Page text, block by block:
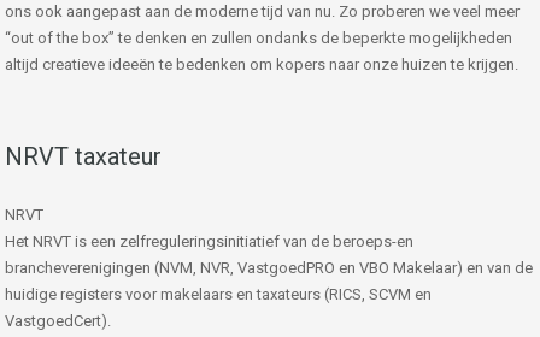
ons ook aangepast aan de moderne tijd van nu. Zo proberen we veel meer
“out of the box” te denken en zullen ondanks de beperkte mogelijkheden
altijd creatieve ideeën te bedenken om kopers naar onze huizen te krijgen.
NRVT taxateur
NRVT
Het NRVT is een zelfreguleringsinitiatief van de beroeps-en
brancheverenigingen (NVM, NVR, VastgoedPRO en VBO Makelaar) en van de
huidige registers voor makelaars en taxateurs (RICS, SCVM en
VastgoedCert).